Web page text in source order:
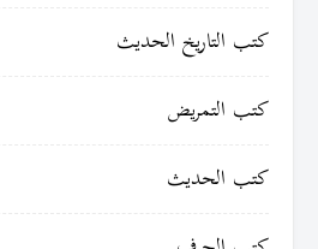
كتب التاريخ الحديث
كتب التمريض
كتب الحديث